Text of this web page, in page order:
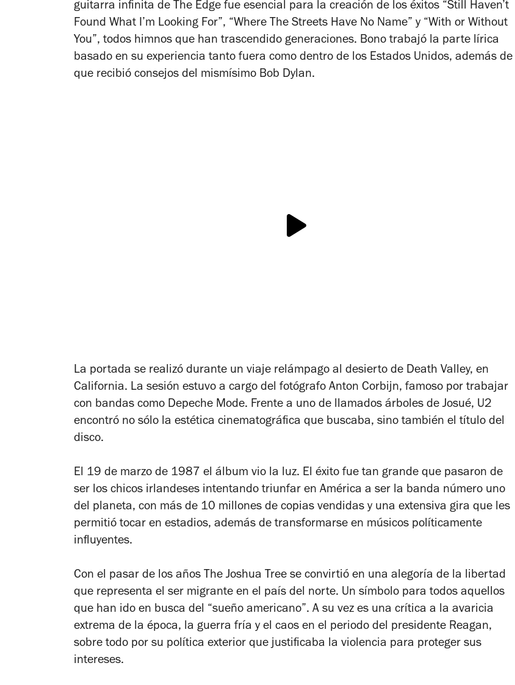
guitarra infinita de The Edge fue esencial para la creación de los éxitos “Still Haven’t
Found What I’m Looking For”, “Where The Streets Have No Name” y “With or Without
You”, todos himnos que han trascendido generaciones. Bono trabajó la parte lírica
basado en su experiencia tanto fuera como dentro de los Estados Unidos, además de
que recibió consejos del mismísimo Bob Dylan.
La portada se realizó durante un viaje relámpago al desierto de Death Valley, en
California. La sesión estuvo a cargo del fotógrafo Anton Corbijn, famoso por trabajar
con bandas como Depeche Mode. Frente a uno de llamados árboles de Josué, U2
encontró no sólo la estética cinematográfica que buscaba, sino también el título del
disco.
El 19 de marzo de 1987 el álbum vio la luz. El éxito fue tan grande que pasaron de
ser los chicos irlandeses intentando triunfar en América a ser la banda número uno
del planeta, con más de 10 millones de copias vendidas y una extensiva gira que les
permitió tocar en estadios, además de transformarse en músicos políticamente
influyentes.
Con el pasar de los años The Joshua Tree se convirtió en una alegoría de la libertad
que representa el ser migrante en el país del norte. Un símbolo para todos aquellos
que han ido en busca del “sueño americano”. A su vez es una crítica a la avaricia
extrema de la época, la guerra fría y el caos en el periodo del presidente Reagan,
sobre todo por su política exterior que justificaba la violencia para proteger sus
intereses.